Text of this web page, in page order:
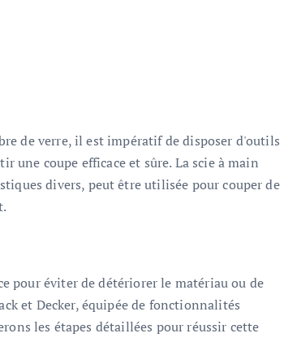
de verre, il est impératif de disposer d'outils
une coupe efficace et sûre. La scie à main
divers, peut être utilisée pour couper de
pour éviter de détériorer le matériau ou de
et Decker, équipée de fonctionnalités
les étapes détaillées pour réussir cette